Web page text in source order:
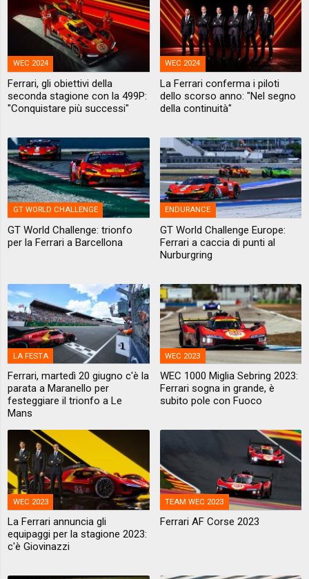
WEC 2024
Ferrari, gli obiettivi della
seconda stagione con la 499P:
"Conquistare più successi"
WEC 2024
La Ferrari conferma i piloti
dello scorso anno: "Nel segno
della continuità"
GT WORLD CHALLENGE
GT World Challenge: trionfo
per la Ferrari a Barcellona
ENDURANCE
GT World Challenge Europe:
Ferrari a caccia di punti al
Nurburgring
LA FESTA
Ferrari, martedì 20 giugno c'è la
parata a Maranello per
festeggiare il trionfo a Le
Mans
WEC 2023
WEC 1000 Miglia Sebring 2023:
Ferrari sogna in grande, è
subito pole con Fuoco
WEC 2023
La Ferrari annuncia gli
equipaggi per la stagione 2023:
c'è Giovinazzi
TEAM WEC 2023
Ferrari AF Corse 2023